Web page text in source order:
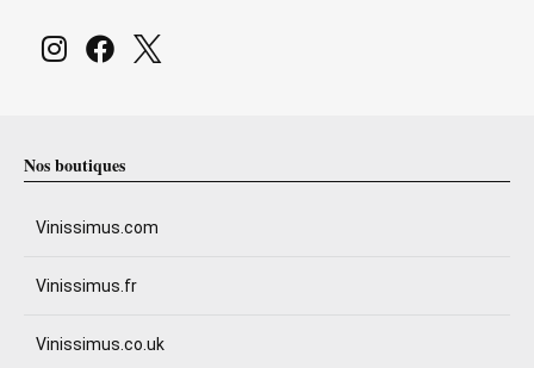
Nos boutiques
Vinissimus.com
Vinissimus.fr
Vinissimus.co.uk